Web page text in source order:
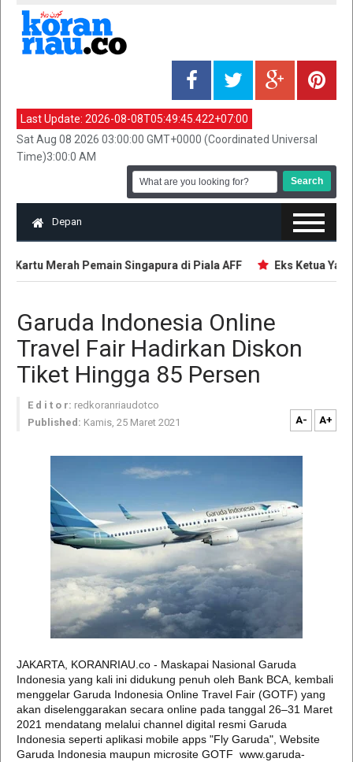
Last Update: 2026-08-08T05:49:45.422+07:00
Sat Aug 08 2026 03:00:00 GMT+0000 (Coordinated Universal
Time)3:00:0 AM
Depan
Merah Pemain Singapura di Piala AFF Eks Ketua
Garuda Indonesia Online
Travel Fair Hadirkan Diskon
Tiket Hingga 85 Persen
E d i t o r: redkoranriaudotco
Published: Kamis, 25 Maret 2021 A- A+
JAKARTA, KORANRIAU.co - Maskapai Nasional Garuda
Indonesia yang kali ini didukung penuh oleh Bank BCA, kembali
menggelar Garuda Indonesia Online Travel Fair (GOTF) yang
akan diselenggarakan secara online pada tanggal 26–31 Maret
2021 mendatang melalui channel digital resmi Garuda
Indonesia seperti aplikasi mobile apps "Fly Garuda", Website
Garuda Indonesia maupun microsite GOTF www.garuda-